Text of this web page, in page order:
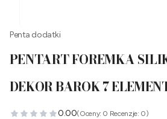
Penta dodatki
PENTART FOREMKA
DEKOR BAROK 7
0.00(Oceny: 0 Recenzje: 0)